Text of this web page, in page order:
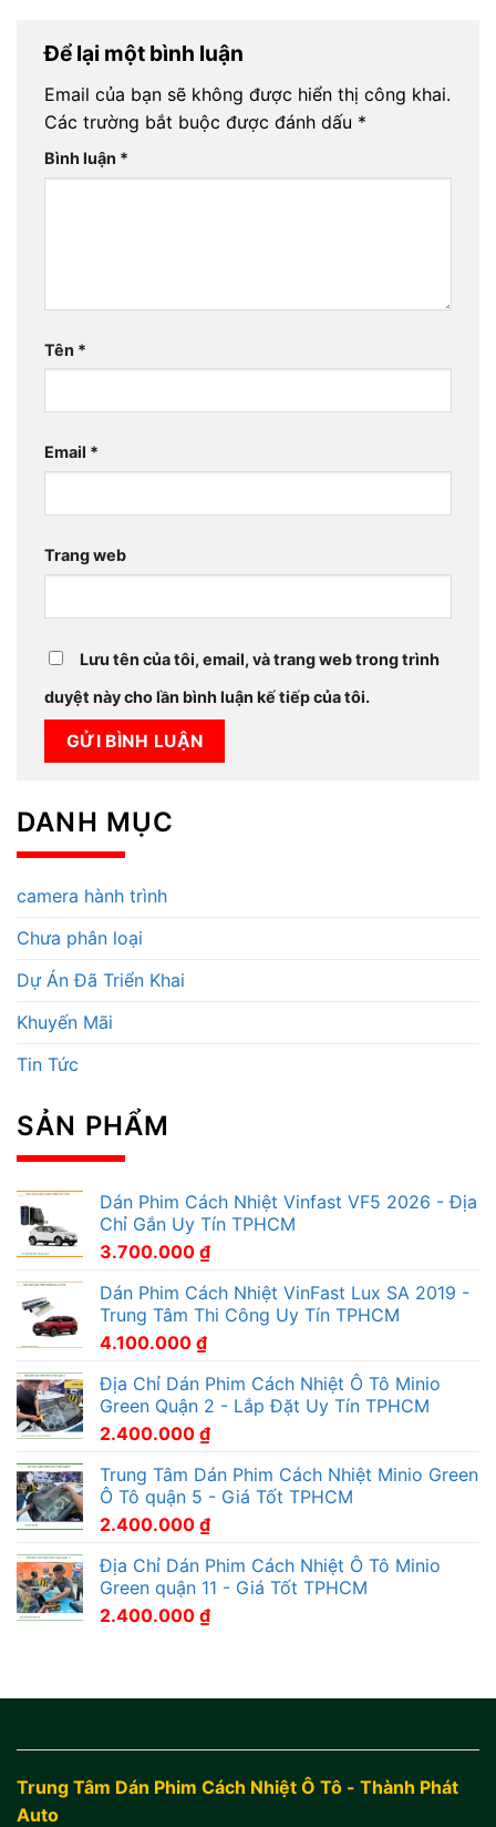
Để lại một bình luận
Email của bạn sẽ không được hiển thị công khai.
Các trường bắt buộc được đánh dấu *
Bình luận *
Tên *
Email *
Trang web
Lưu tên của tôi, email, và trang web trong trình
duyệt này cho lần bình luận kế tiếp của tôi.
DANH MỤC
camera hành trình
Chưa phân loại
Dự Án Đã Triển Khai
Khuyến Mãi
Tin Tức
SẢN PHẨM
Dán Phim Cách Nhiệt Vinfast VF5 2026 - Địa
Chỉ Gắn Uy Tín TPHCM
3.700.000 ₫
Dán Phim Cách Nhiệt VinFast Lux SA 2019 -
Trung Tâm Thi Công Uy Tín TPHCM
4.100.000 ₫
Địa Chỉ Dán Phim Cách Nhiệt Ô Tô Minio
Green Quận 2 - Lắp Đặt Uy Tín TPHCM
2.400.000 ₫
Trung Tâm Dán Phim Cách Nhiệt Minio Green
Ô Tô quận 5 - Giá Tốt TPHCM
2.400.000 ₫
Địa Chỉ Dán Phim Cách Nhiệt Ô Tô Minio
Green quận 11 - Giá Tốt TPHCM
2.400.000 ₫
Trung Tâm Dán Phim Cách Nhiệt Ô Tô - Thành Phát
Auto